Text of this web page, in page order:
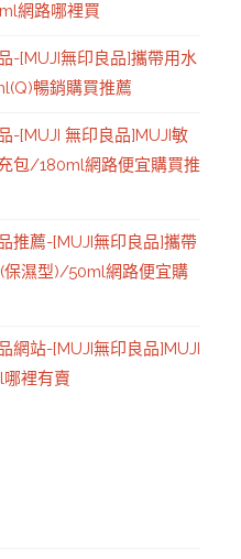
網路哪裡買
-[MUJI無印良品]攜帶用水
暢銷購買推薦
-[MUJI 無印良品]MUJI敏
包/180ml網路便宜購買推
推薦-[MUJI無印良品]攜帶
保濕型)/50ml網路便宜購
網站-[MUJI無印良品]MUJI
裡有賣